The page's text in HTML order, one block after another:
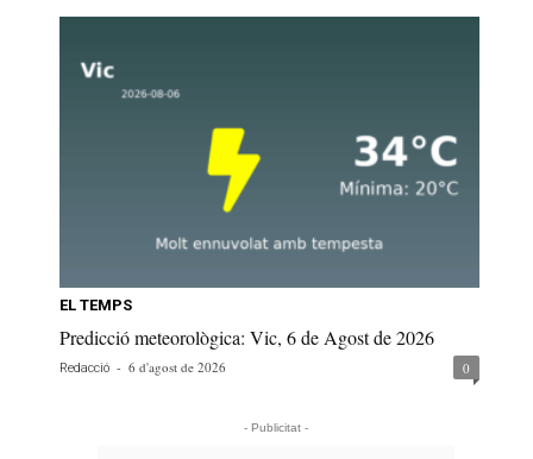
EL TEMPS
Predicció meteorològica: Vic, 6 de Agost de 2026
Redacció - 6 d'agost de 2026 0
- Publicitat -